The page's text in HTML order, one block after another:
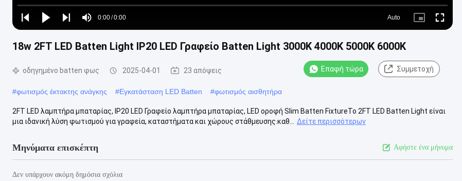
Play
Play
Play
Mute
Time
0:00/0:00
Loaded:
0%
Auto
Picture- Fullscreen
18w 2FT LED Batten Light IP20 LED Γραφείο Batten Light 3000K 4000K 5000K 6000K
οδηγημένο batten φως 2025-04-01 23 απόψεις Επαφή τώρα Συμμετοχή
#φωτισμός έκτακτης ανάγκης #Εγκατάσταση LED Batten #φωτισμός αισθητήρα
2FT LED λαμπτήρα μπαταρίας, IP20 LED Γραφείο λαμπτήρα μπαταρίας, LED οροφή Slim Batten FixtureΤο 2FT LED Batten Light είναι
μια ιδανική λύση φωτισμού για γραφεία, καταστήματα και χώρους στάθμευσης.καθ...
Δείτε περισσότερων
Μηνύματα επισκέπτη Αφήστε ένα μήνυμα
Δεν υπάρχουν ακόμη δημόσια σχόλια